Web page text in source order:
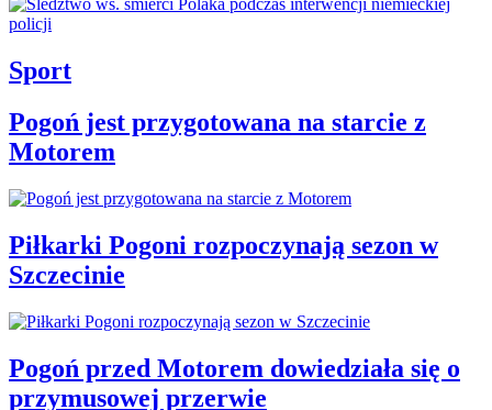
Sport
Pogoń jest przygotowana na starcie z
Motorem
Piłkarki Pogoni rozpoczynają sezon w
Szczecinie
Pogoń przed Motorem dowiedziała się o
przymusowej przerwie